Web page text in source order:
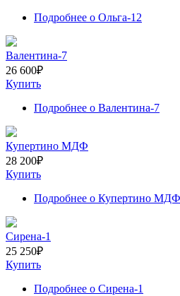
Подробнее о Ольга-12
Валентина-7
26 600₽
Купить
Подробнее о Валентина-7
Купертино МДФ
28 200₽
Купить
Подробнее о Купертино МДФ
Сирена-1
25 250₽
Купить
Подробнее о Сирена-1